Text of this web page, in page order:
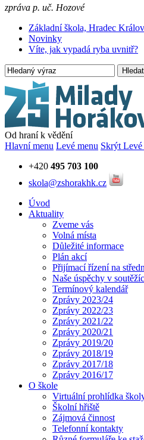
zpráva p. uč. Hozové
Základní škola, Hradec
Novinky
Víte, jak vypadá ryba uvnitř?
Hledat
Od hraní k vědění
Hlavní menu Levé menu Skrýt Levé
+420 495 703 100
skola@zshorakhk.cz
Úvod
Aktuality
Zveme vás
Volná místa
Důležité informace
Plán akcí
Přijímací řízení na
Naše úspěchy v
Termínový kalendář
Zprávy 2023/24
Zprávy 2022/23
Zprávy 2021/22
Zprávy 2020/21
Zprávy 2019/20
Zprávy 2018/19
Zprávy 2017/18
Zprávy 2016/17
O škole
Virtuální prohlídka
Školní hřiště
Zájmová činnost
Telefonní kontakty